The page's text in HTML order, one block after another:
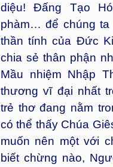
diệu! Đấng Tạo
phàm… để chúng ta
thần tính của Đức
chia sẻ thân phận
Mầu nhiệm Nhập
thương vĩ đại nhất
trẻ thơ đang nằm
có thể thấy Chúa
muốn nên một với
biết chừng nào,